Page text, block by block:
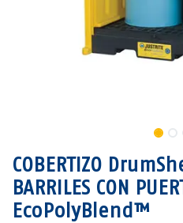
COBERTIZO
BARRILES CON
EcoPolyBlend™